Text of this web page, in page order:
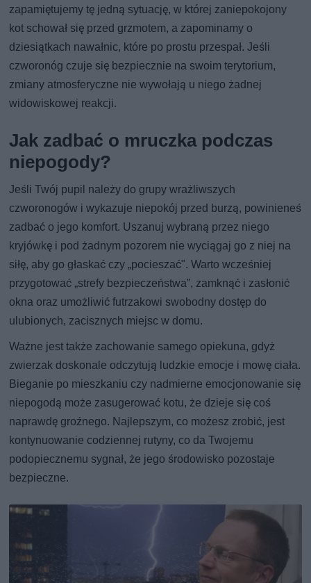
zapamiętujemy tę jedną sytuację, w której zaniepokojony
kot schował się przed grzmotem, a zapominamy o
dziesiątkach nawałnic, które po prostu przespał. Jeśli
czworonóg czuje się bezpiecznie na swoim terytorium,
zmiany atmosferyczne nie wywołają u niego żadnej
widowiskowej reakcji.
Jak zadbać o mruczka podczas
niepogody?
Jeśli Twój pupil należy do grupy wrażliwszych
czworonogów i wykazuje niepokój przed burzą, powinieneś
zadbać o jego komfort. Uszanuj wybraną przez niego
kryjówkę i pod żadnym pozorem nie wyciągaj go z niej na
siłę, aby go głaskać czy „pocieszać". Warto wcześniej
przygotować „strefy bezpieczeństwa”, zamknąć i zasłonić
okna oraz umożliwić futrzakowi swobodny dostęp do
ulubionych, zacisznych miejsc w domu.
Ważne jest także zachowanie samego opiekuna, gdyż
zwierzak doskonale odczytują ludzkie emocje i mowę ciała.
Bieganie po mieszkaniu czy nadmierne emocjonowanie się
niepogodą może zasugerować kotu, że dzieje się coś
naprawdę groźnego. Najlepszym, co możesz zrobić, jest
kontynuowanie codziennej rutyny, co da Twojemu
podopiecznemu sygnał, że jego środowisko pozostaje
bezpieczne.